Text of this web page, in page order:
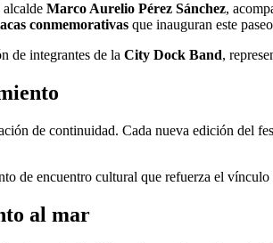
Marco Aurelio Pérez Sánchez,
conmemorativas que inauguran este
de integrantes de la City Dock Band,
de continuidad. Cada nueva edición del
de encuentro cultural que refuerza el
al mar